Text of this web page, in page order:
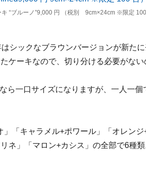
キ “ブルーノ”9,000 円 （税別 9cm×24cm ※限定 100
シックなブラウンバージョンが新た
ケーキなので、切り分ける必要がない
ら一口サイズになりますが、一人一個
「キャラメル+ポワール」「オレン
ネ」「マロン+カシス」の全部で6種